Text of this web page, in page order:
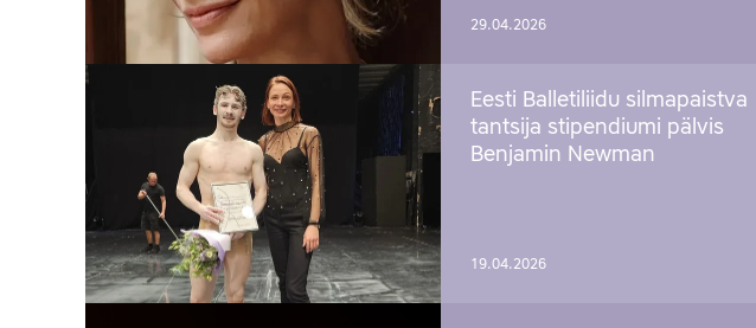
29.04.2026
Eesti Balletiliidu silmapaistva
tantsija stipendiumi pälvis
Benjamin Newman
19.04.2026